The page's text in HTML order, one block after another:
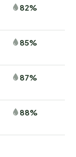
82%
85%
87%
88%